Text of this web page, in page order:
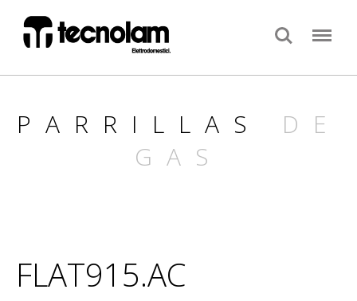
Search Menu
PARRILLAS DE
GAS
FLAT915.AC